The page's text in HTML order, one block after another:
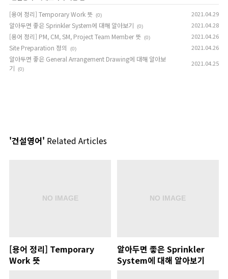
[용어 정리] Temporary Work 뜻 (0) 2021.04.29
알아두면 좋은 Sprinkler System에 대해 알아보기 (0) 2021.04.28
[용어 정리] PM, CM, SM, Project Team Member 뜻 (0) 2021.04.26
Site Preparation 정의 (0) 2021.04.26
알아두면 좋은 General Arrangement Drawing에 대해 알아보
기
(0)
2021.04.25
'건설영어' Related Articles
[용어 정리] Temporary
Work 뜻
알아두면 좋은 Sprinkler
System에 대해 알아보기